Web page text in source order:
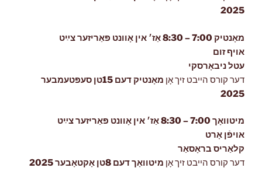
2025
מאָנטיק 7:00 – 8:30 אַז׳ אין אָוונט פּאַריזער צײַט
אויף זום
עטל ניבאָרסקי
דער קורס הייבט זיך אָן
מאָנטיק דעם 15טן סעפּטעמבער
2025
מיטוואָך 7:00 – 8:30 אַז׳ אין אָוונט פּאַריזער צײַט
אויפֿן אָרט
קלאַריס בראָסאַר
דער קורס הייבט זיך אָן מיטוואָך דעם 8טן אָקטאָבער 2025